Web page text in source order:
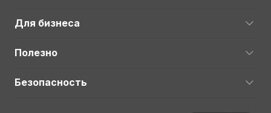
Для бизнеса
Полезно
Безопасность